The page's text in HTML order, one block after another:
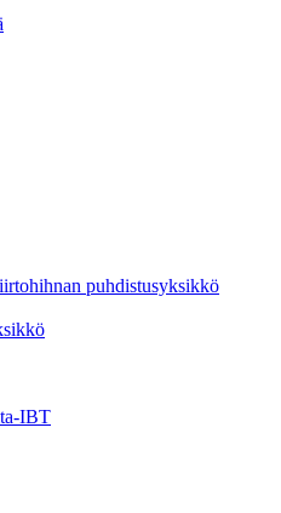
puhdistusyksikkö
IBT